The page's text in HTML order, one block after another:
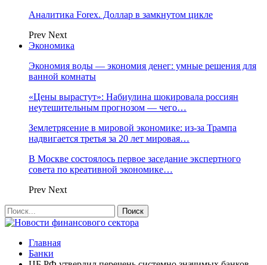
Аналитика Forex. Доллар в замкнутом цикле
Prev Next
Экономика
Экономия воды — экономия денег: умные решения для
ванной комнаты
«Цены вырастут»: Набиулина шокировала россиян
неутешительным прогнозом — чего…
Землетрясение в мировой экономике: из-за Трампа
надвигается третья за 20 лет мировая…
В Москве состоялось первое заседание экспертного
совета по креативной экономике…
Prev Next
Главная
Банки